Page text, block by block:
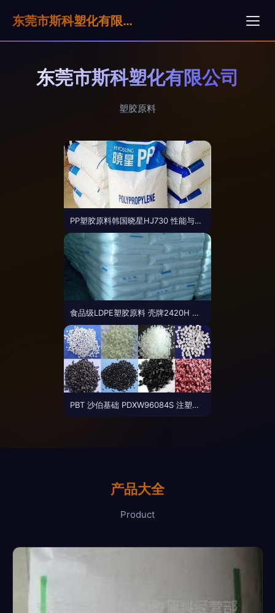
东莞市斯科塑化有限公司
东莞市斯科塑化有限公司
塑胶原料
PP塑胶原料韩国晓星HJ730 性能与应用解析
食品级LDPE塑胶原料 壳牌2420H 低密度、耐腐蚀性应用详解
PBT 沙伯基础 PDXW96084S 注塑级 汽车外部零件塑胶原料的卓越选择
产品大全
Product